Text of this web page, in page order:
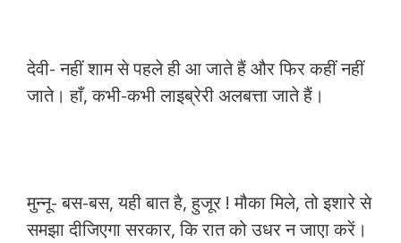
देवी- नहीं शाम से पहले ही आ जाते हैं और फिर कहीं नहीं
जाते। हाँ, कभी-कभी लाइब्रेरी अलबत्ता जाते हैं।
मुन्नू- बस-बस, यही बात है, हुजूर ! मौका मिले, तो इशारे से
समझा दीजिएगा सरकार, कि रात को उधर न जाएा करें।